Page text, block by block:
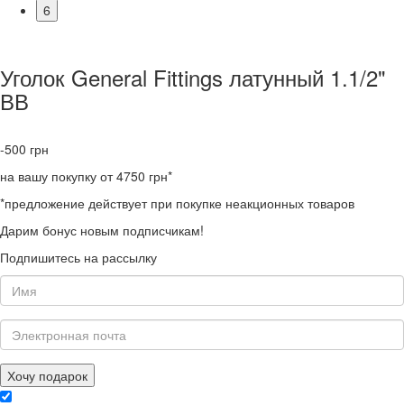
6
Уголок General Fittings латунный 1.1/2"
ВВ
-500 грн
на вашу покупку от 4750 грн*
*предложение действует при покупке неакционных товаров
Дарим бонус новым подписчикам!
Подпишитесь на рассылку
Хочу подарок